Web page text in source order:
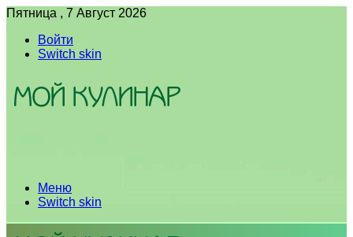
Пятница , 7 Август 2026
Войти
Switch skin
Меню
Switch skin